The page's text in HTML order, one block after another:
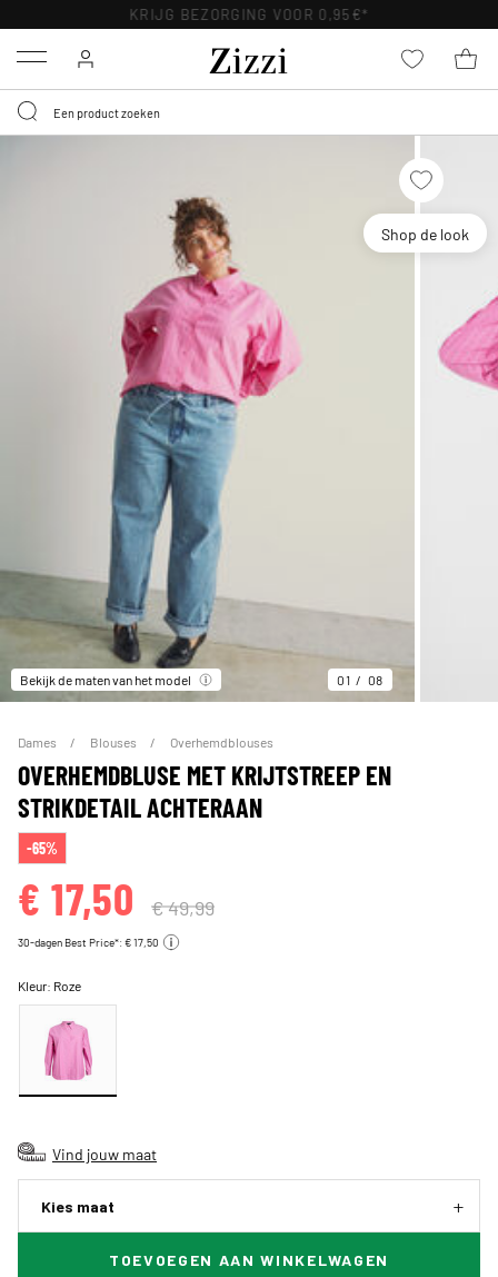
KRIJG BEZORGING VOOR 0,95€*
Menu
Shop de look
Bekijk de maten van het model 01 08
Dames Blouses Overhemdblouses
OVERHEMDBLUSE MET KRIJTSTREEP EN
STRIKDETAIL ACHTERAAN
-65%
€ 17,50 € 49,99
30-dagen Best Price*: € 17,50
Kleur: Roze
Vind jouw maat
Kies maat
TOEVOEGEN AAN WINKELWAGEN